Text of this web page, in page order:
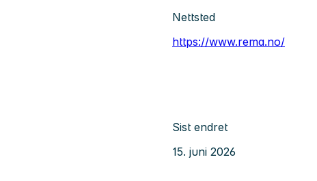
Nettsted
https://www.rema.no/
Sist endret
15. juni 2026